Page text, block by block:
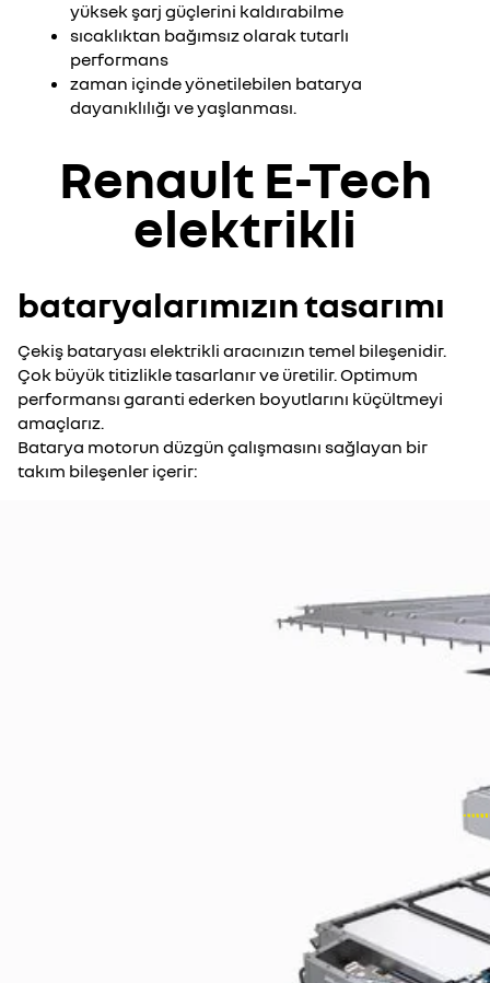
yüksek şarj güçlerini kaldırabilme
sıcaklıktan bağımsız olarak tutarlı
performans
zaman içinde yönetilebilen batarya
dayanıklılığı ve yaşlanması.
Renault E-Tech
elektrikli
bataryalarımızın tasarımı
Çekiş bataryası elektrikli aracınızın temel bileşenidir.
Çok büyük titizlikle tasarlanır ve üretilir. Optimum
performansı garanti ederken boyutlarını küçültmeyi
amaçlarız.
Batarya motorun düzgün çalışmasını sağlayan bir
takım bileşenler içerir: